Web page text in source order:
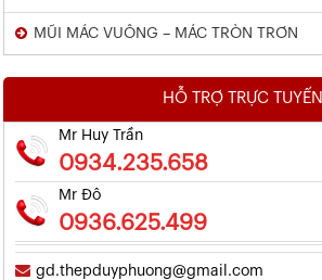
MŨI MÁC VUÔNG – MÁC TRÒN TRƠN
HỖ TRỢ TRỰC TUYẾN
Mr Huy Trần
0934.235.658
Mr Đô
0936.625.499
gd.thepduyphuong@gmail.com